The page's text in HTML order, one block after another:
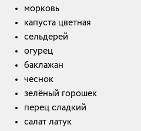
морковь
капуста цветная
сельдерей
огурец
баклажан
чеснок
зелёный горошек
перец сладкий
салат латук